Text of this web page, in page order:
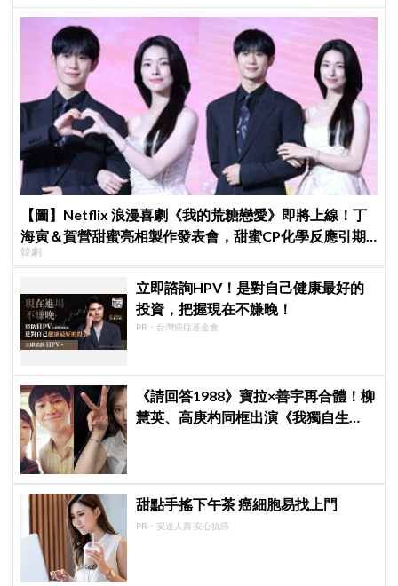
【圖】Netflix 浪漫喜劇《我的荒糖戀愛》即將上線！丁
海寅＆賀營甜蜜亮相製作發表會，甜蜜CP化學反應引期
待
韓劇
立即諮詢HPV！是對自己健康最好的
投資，把握現在不嫌晚！
PR・台灣癌症基金會
《請回答1988》寶拉×善宇再合體！柳
慧英、高庚杓同框出演《我獨自生
甜點手搖下午茶 癌細胞易找上門
PR・安達人壽 安心抗癌